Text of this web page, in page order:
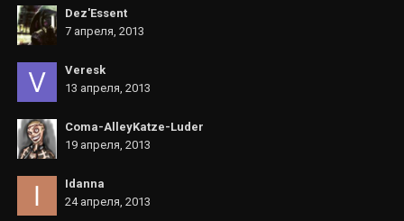
Dez'Essent
7 апреля, 2013
Veresk
13 апреля, 2013
Coma-AlleyKatze-Luder
19 апреля, 2013
Idanna
24 апреля, 2013